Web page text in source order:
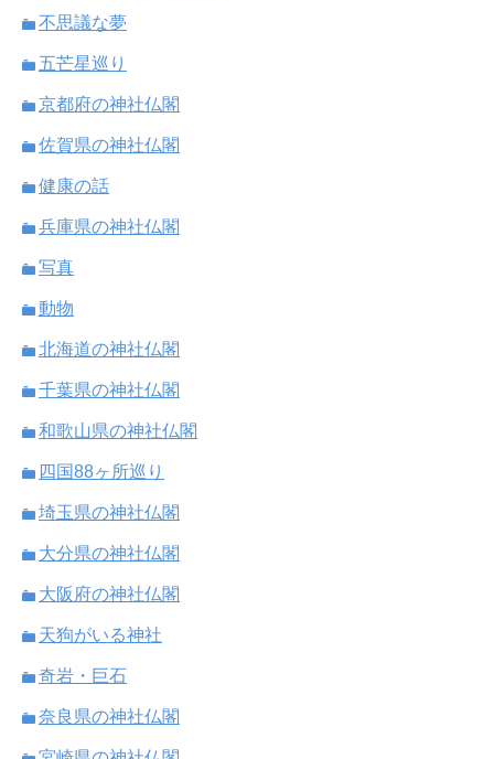
不思議な夢
五芒星巡り
京都府の神社仏閣
佐賀県の神社仏閣
健康の話
兵庫県の神社仏閣
写真
動物
北海道の神社仏閣
千葉県の神社仏閣
和歌山県の神社仏閣
四国88ヶ所巡り
埼玉県の神社仏閣
大分県の神社仏閣
大阪府の神社仏閣
天狗がいる神社
奇岩・巨石
奈良県の神社仏閣